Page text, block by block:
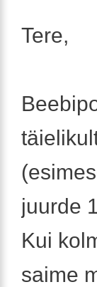
Tere,
juurde
Kui
saime